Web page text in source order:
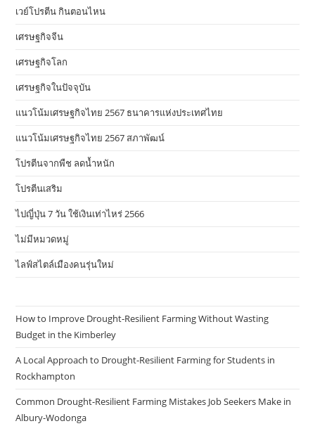
เวย์โปรตีน กินตอนไหน
เศรษฐกิจจีน
เศรษฐกิจโลก
เศรษฐกิจในปัจจุบัน
แนวโน้มเศรษฐกิจไทย 2567 ธนาคารแห่งประเทศไทย
แนวโน้มเศรษฐกิจไทย 2567 สภาพัฒน์
โปรตีนจากพืช ลดน้ำหนัก
โปรตีนเสริม
ไปญี่ปุ่น 7 วัน ใช้เงินเท่าไหร่ 2566
ไม่มีหมวดหมู่
ไลฟ์สไตล์เมืองคนรุ่นใหม่
How to Improve Drought-Resilient Farming Without Wasting
Budget in the Kimberley
A Local Approach to Drought-Resilient Farming for Students in
Rockhampton
Common Drought-Resilient Farming Mistakes Job Seekers Make in
Albury-Wodonga